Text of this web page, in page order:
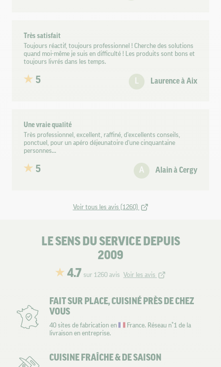
Très satisfait
Toujours réactif, toujours professionnel ! Cherche des solutions
quand moi-même je suis en difficulté ! Les produits sont bons et
toujours livrés dans les temps.
5 L Laurence à Aix
Une vraie qualité
Très professionnel, excellent, raffiné, d'excellents conseils,
ponctuel, pour un apéro déjeunatoire d'une cinquantaine
personnes...
5 A Alain à Cergy
Voir tous les avis (1260)
LE SENS DU SERVICE DEPUIS
2009
4.7 sur 1260 avis Voir les avis
FAIT SUR PLACE, CUISINÉ PRÈS DE CHEZ
VOUS
40 sites de fabrication en
France. Réseau n°1 de la
livraison en entreprise.
CUISINE FRAÎCHE & DE SAISON